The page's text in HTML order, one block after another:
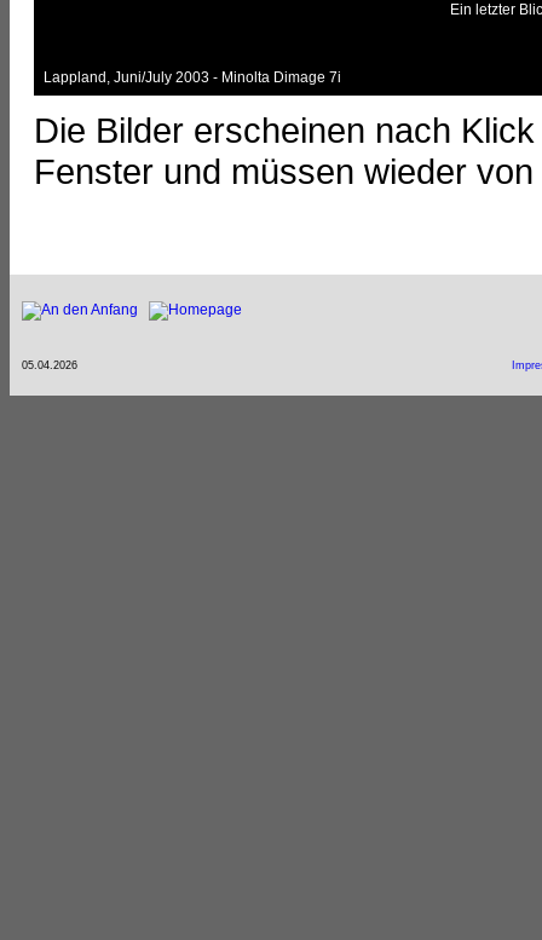
Ein letzter
Lappland, Juni/July 2003 - Minolta Dimage 7i
Die Bilder erscheinen nach
Fenster und müssen wieder
05.04.2026